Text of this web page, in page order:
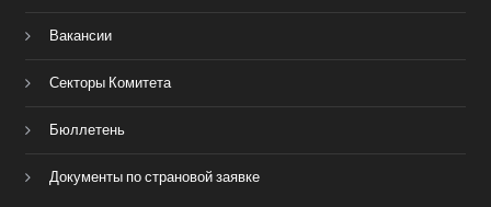
Вакансии
Секторы Комитета
Бюллетень
Документы по страновой заявке